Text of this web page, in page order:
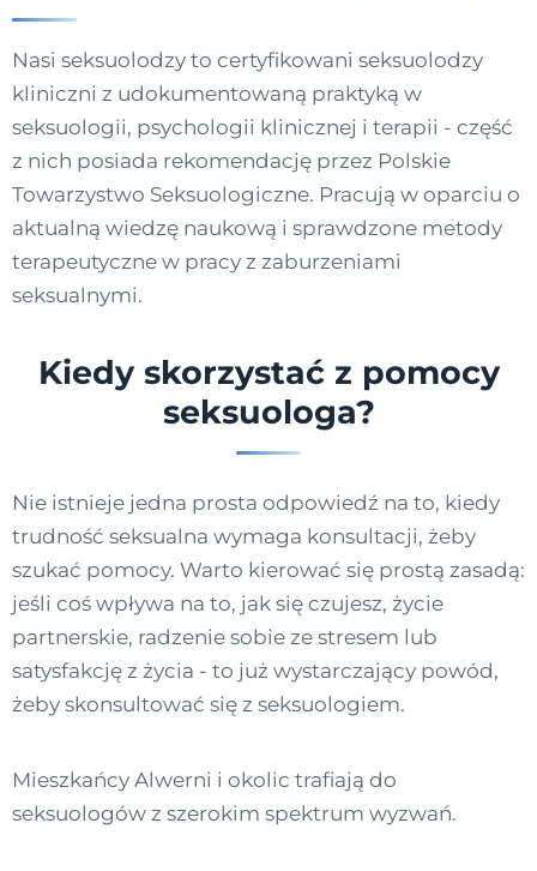
Nasi seksuolodzy to certyfikowani seksuolodzy
kliniczni z udokumentowaną praktyką w
seksuologii, psychologii klinicznej i terapii - część
z nich posiada rekomendację przez Polskie
Towarzystwo Seksuologiczne. Pracują w oparciu o
aktualną wiedzę naukową i sprawdzone metody
terapeutyczne w pracy z zaburzeniami
seksualnymi.
Kiedy skorzystać z pomocy
seksuologa?
Nie istnieje jedna prosta odpowiedź na to, kiedy
trudność seksualna wymaga konsultacji, żeby
szukać pomocy. Warto kierować się prostą zasadą:
jeśli coś wpływa na to, jak się czujesz, życie
partnerskie, radzenie sobie ze stresem lub
satysfakcję z życia - to już wystarczający powód,
żeby skonsultować się z seksuologiem.
Mieszkańcy Alwerni i okolic trafiają do
seksuologów z szerokim spektrum wyzwań.